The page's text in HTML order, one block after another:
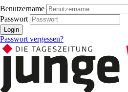
Benutzername
Passwort
Login
Passwort vergessen?